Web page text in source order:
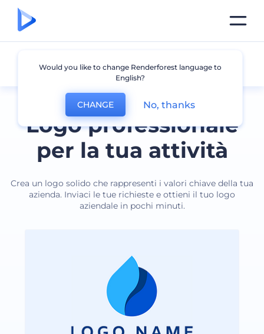
Logo professionale
per la tua attività
Crea un logo solido che rappresenti i valori chiave della tua
azienda. Inviaci le tue richieste e ottieni il tuo logo
aziendale in pochi minuti.
Affari
Would you like to change Renderforest language to
English?
CHANGE No, thanks